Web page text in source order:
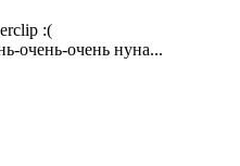
:(
очень-очень нуна...